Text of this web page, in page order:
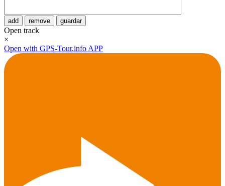
add remove guardar
Open track
×
Open with GPS-Tour.info APP